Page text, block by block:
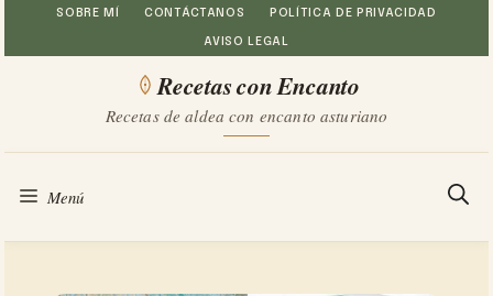
Saltar
al
SOBRE MÍ CONTÁCTANOS POLÍTICA DE PRIVACIDAD
AVISO LEGAL
Recetas con Encanto
Recetas de aldea con encanto asturiano
Menú